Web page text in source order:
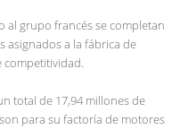
al grupo francés se completan
asignados a la fábrica de
total de 17,94 millones de
para su factoría de motores